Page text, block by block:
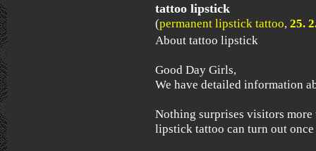
tattoo lipstick
(permanent lipstick tattoo, 25.
About tattoo lipstick
Good Day Girls,
We have detailed information
Nothing surprises visitors more
lipstick tattoo can turn out once